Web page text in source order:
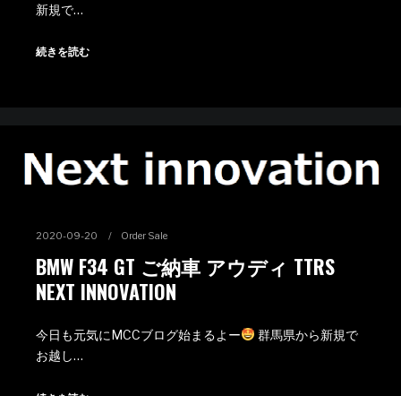
新規で…
続きを読む
2020-09-20 Order Sale
BMW F34 GT ご納車 アウディ TTRS
NEXT INNOVATION
今日も元気にMCCブログ始まるよー
群馬県から新規で
お越し…